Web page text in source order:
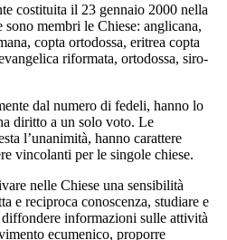
costituita il 23 gennaio 2000 nella
membri le Chiese: anglicana,
copta ortodossa, eritrea copta
riformata, ortodossa, siro-
dal numero di fedeli, hanno lo
diritto a un solo voto. Le
l’unanimità, hanno carattere
vincolanti per le singole chiese.
nelle Chiese una sensibilità
e reciproca conoscenza, studiare e
informazioni sulle attività
ecumenico, proporre